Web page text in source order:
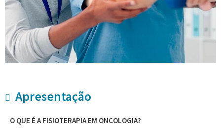
Apresentação
O QUE É A FISIOTERAPIA EM ONCOLOGIA?